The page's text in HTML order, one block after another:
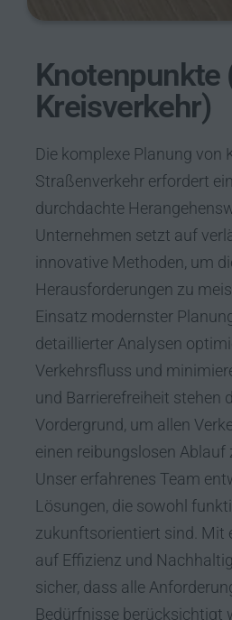
Knotenpunkte
Kreisverkehr)
Die komplexe Planung von
Straßenverkehr erfordert
durchdachte
Unternehmen setzt auf
innovative Methoden, um
Herausforderungen zu
Einsatz modernster
detaillierter Analysen
Verkehrsfluss und
und Barrierefreiheit stehen
Vordergrund, um allen
einen reibungslosen Ablauf
Unser erfahrenes Team
Lösungen, die sowohl
zukunftsorientiert sind. Mit
auf Effizienz und
sicher, dass alle
Bedürfnisse berücksichtigt